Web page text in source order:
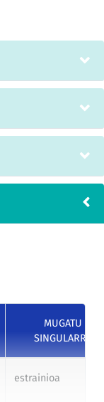
MUGATU
SINGULARRA
estrainioa